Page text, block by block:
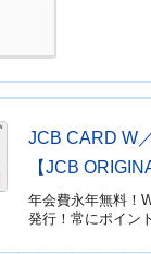
JCB CARD W
【JCB
年会費永年無料！
発行！常にポイン